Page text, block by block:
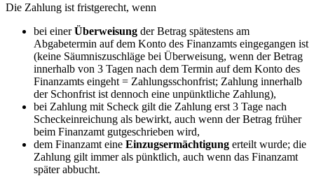
Die Zahlung ist fristgerecht, wenn
bei einerÜberweisung der Betrag spätestens am
Abgabetermin auf dem Konto des Finanzamts eingegangen ist
(keine Säumniszuschläge bei Überweisung, wenn der Betrag
innerhalb von 3 Tagen nach dem Termin auf dem Konto des
Finanzamts eingeht = Zahlungsschonfrist; Zahlung innerhalb
der Schonfrist ist dennoch eine unpünktliche Zahlung),
bei Zahlung mit Scheck gilt die Zahlung erst 3 Tage nach
Scheckeinreichung als bewirkt, auch wenn der Betrag früher
beim Finanzamt gutgeschrieben wird,
dem Finanzamt eine Einzugsermächtigung erteilt wurde; die
Zahlung gilt immer als pünktlich, auch wenn das Finanzamt
später abbucht.